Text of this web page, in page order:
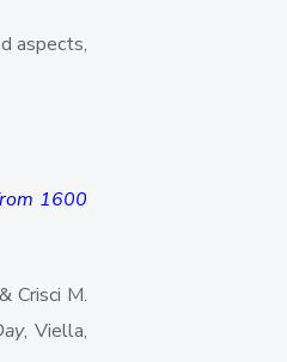
aspects,
1600
Crisci M.
, Viella,